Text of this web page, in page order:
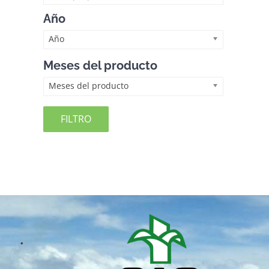
Año
Año
Meses del producto
Meses del producto
FILTRO